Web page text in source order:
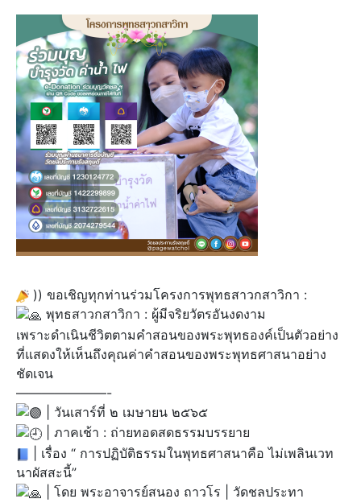
)) ขอเชิญทุกท่านร่วมโครงการพุทธสาวกสาวิกา :
พุทธสาวกสาวิกา : ผู้มีจริยวัตรอันงดงาม
เพราะดำเนินชีวิตตามคำสอนของพระพุทธองค์เป็นตัวอย่าง
ที่แสดงให้เห็นถึงคุณค่าคำสอนของพระพุทธศาสนาอย่าง
ชัดเจน
———————-
| วันเสาร์ที่ ๒ เมษายน ๒๕๖๕
| ภาคเช้า : ถ่ายทอดสดธรรมบรรยาย
| เรื่อง “ การปฏิบัติธรรมในพุทธศาสนาคือ ไม่เพลินเวท
นาผัสสะนี้”
| โดย พระอาจารย์สนอง ถาวโร | วัดชลประทา